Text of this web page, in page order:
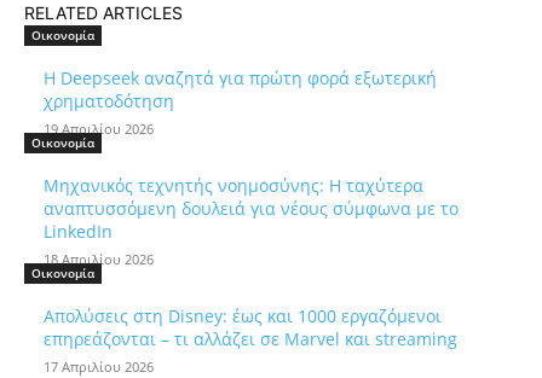
RELATED ARTICLES
Οικονομία
Η Deepseek αναζητά για πρώτη φορά εξωτερική
χρηματοδότηση
19 Απριλίου 2026
Οικονομία
Μηχανικός τεχνητής νοημοσύνης: Η ταχύτερα
αναπτυσσόμενη δουλειά για νέους σύμφωνα με το
LinkedIn
18 Απριλίου 2026
Οικονομία
Απολύσεις στη Disney: έως και 1000 εργαζόμενοι
επηρεάζονται – τι αλλάζει σε Marvel και streaming
17 Απριλίου 2026